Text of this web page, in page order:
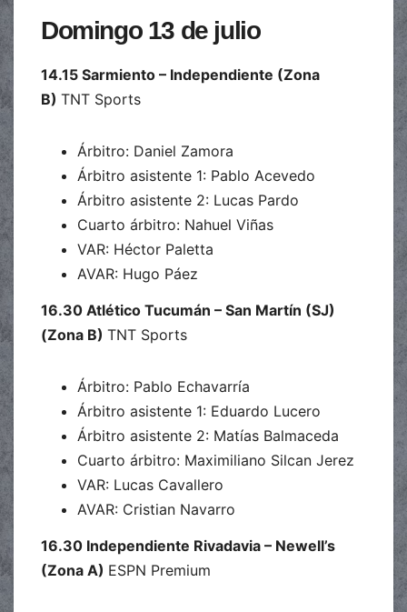
Domingo 13 de julio
14.15 Sarmiento – Independiente (Zona
B) TNT Sports
Árbitro: Daniel Zamora
Árbitro asistente 1: Pablo Acevedo
Árbitro asistente 2: Lucas Pardo
Cuarto árbitro: Nahuel Viñas
VAR: Héctor Paletta
AVAR: Hugo Páez
16.30 Atlético Tucumán – San Martín (SJ)
(Zona B) TNT Sports
Árbitro: Pablo Echavarría
Árbitro asistente 1: Eduardo Lucero
Árbitro asistente 2: Matías Balmaceda
Cuarto árbitro: Maximiliano Silcan Jerez
VAR: Lucas Cavallero
AVAR: Cristian Navarro
16.30 Independiente Rivadavia – Newell’s
(Zona A) ESPN Premium